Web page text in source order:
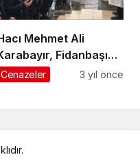
Mehmet Ali
Fidanbaşı
Cenazeler 3 yıl önce